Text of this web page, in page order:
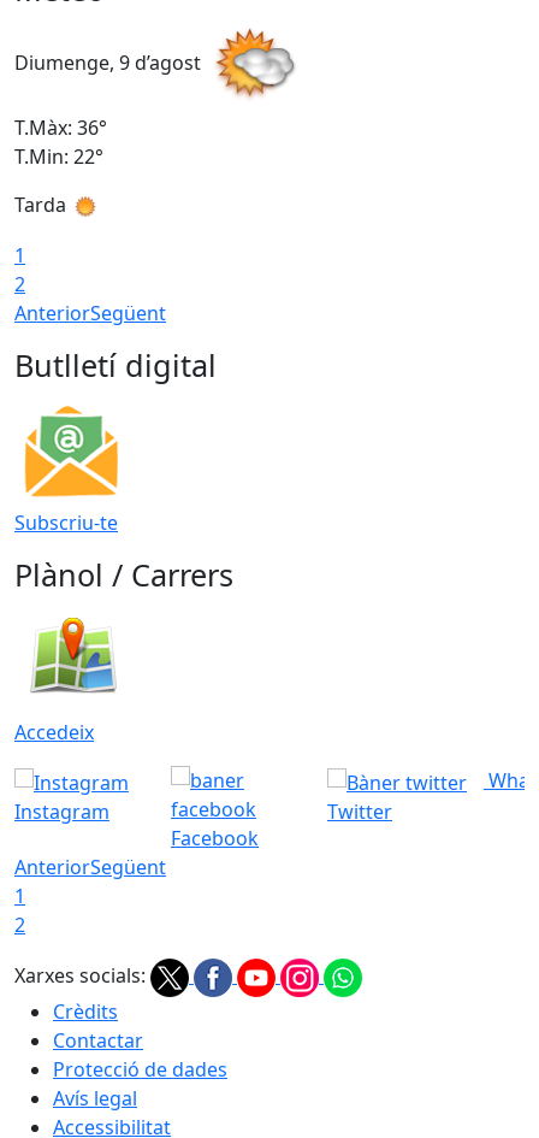
Diumenge, 9 d’agost
T.Màx: 36°
T.Min: 22°
Tarda
1
2
AnteriorSegüent
Butlletí digital
Subscriu-te
Plànol / Carrers
Accedeix
Instagram
Facebook
Twitter
AnteriorSegüent
1
2
Xarxes socials:
Crèdits
Contactar
Protecció de dades
Avís legal
Accessibilitat